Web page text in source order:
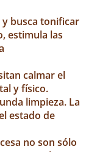
y busca tonificar
estimula las
calmar el
y físico.
limpieza. La
estado de
no son sólo